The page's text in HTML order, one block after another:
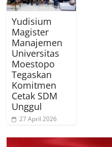
Yudisium
Magister
Manajemen
Universitas
Moestopo
Tegaskan
Komitmen
Cetak SDM
Unggul
27 April 2026